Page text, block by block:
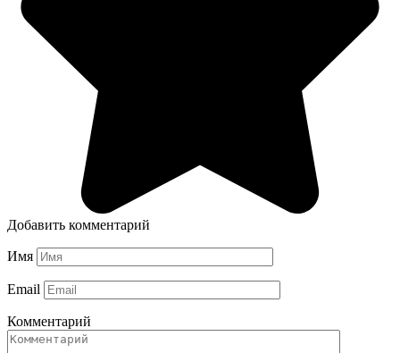
Добавить комментарий
Имя
Email
Комментарий